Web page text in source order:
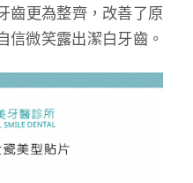
齒更為整齊，改善了原
信微笑露出潔白牙齒。